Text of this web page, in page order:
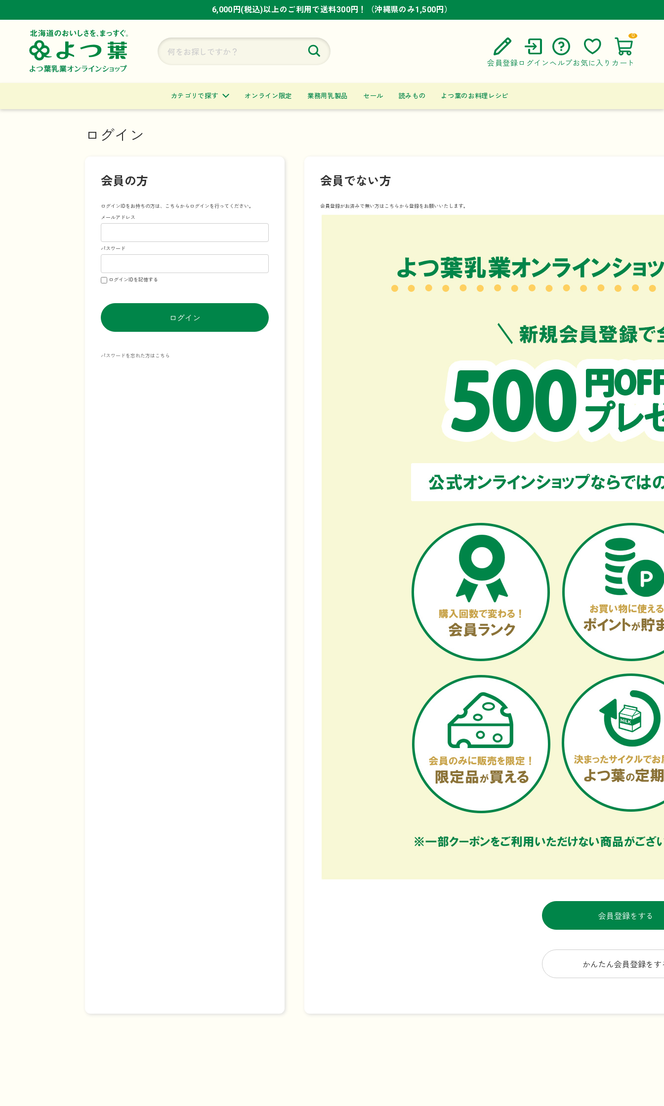
6,000円(税込)以上のご利用で送料300円！（沖縄県のみ1,500円）
6,000円(税込)以上のご利用で送料300円！（沖縄県のみ1,500円）
6,000円(税込)以上のご利用で送料300円！（沖縄県のみ1,500円）
会員登録 ログイン ヘルプ
ご利用ガイド
お問い合わせ
お気に入り カート
0
カテゴリで探す オンライン限定 業務用乳製品 セール 読みもの よつ葉のお料理レシピ
ログイン
会員の方
ログインIDをお持ちの方は、こちらからログインを行ってください。
メールアドレス
パスワード
ログインIDを記憶する
ログイン
パスワードを忘れた方はこちら
会員でない方
会員登録がお済みで無い方はこちらから登録をお願いいたします。
会員登録をする
かんたん会員登録をす